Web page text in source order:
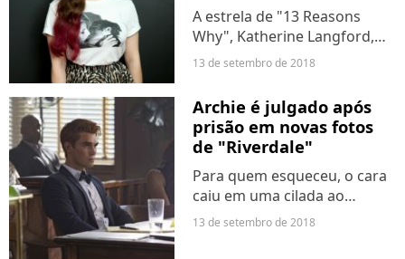
A estrela de "13 Reasons
Why", Katherine Langford,
acaba de ganhar outro papel
série da Netflix, "Cursed". A
produção será baseada nos
quadrinhos de Frank Miller...
13 de setembro de 2018
Archie é julgado após
prisão em novas fotos
de "Riverdale"
Para quem esqueceu, o cara
caiu em uma cilada ao
confiar Hiran (Mark
13 de setembro de 2018